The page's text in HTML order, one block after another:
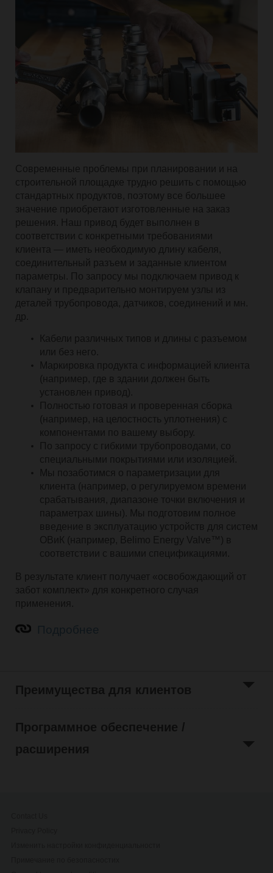
Современные проблемы при планировании и на
строительной площадке трудно решить с помощью
стандартных продуктов, поэтому все большее
значение приобретают изготовленные на заказ
решения. Наш привод будет выполнен в
соответствии с конкретными требованиями
клиента — иметь необходимую длину кабеля,
соединительный разъем и заданные клиентом
параметры. По запросу мы подключаем привод к
клапану и предварительно монтируем узлы из
деталей трубопровода, датчиков, соединений и мн.
др.
Кабели различных типов и длины с разъемом
или без него.
Маркировка продукта с информацией клиента
(например, где в здании должен быть
установлен привод).
Полностью готовая и проверенная сборка
(например, на целостность уплотнения) с
компонентами по вашему выбору.
По запросу с гибкими трубопроводами, со
специальными покрытиями или изоляцией.
Мы позаботимся о параметризации для
клиента (например, о регулируемом времени
срабатывания, диапазоне точки включения и
параметрах шины). Мы подготовим полное
введение в эксплуатацию устройств для систем
ОВиК (например, Belimo Energy Valve™) в
соответствии с вашими спецификациями.
В результате клиент получает «освобождающий от
забот комплект» для конкретного случая
применения.
Преимущества для клиентов
Программное обеспечение /
расширения